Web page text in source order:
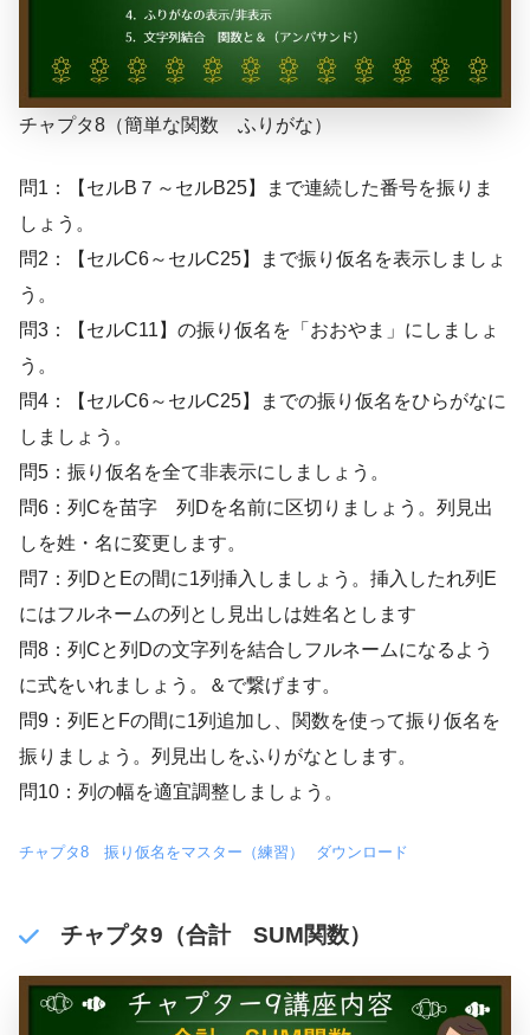
チャプタ8（簡単な関数 ふりがな）
問1：【セルB７～セルB25】まで連続した番号を振りま
しょう。
問2：【セルC6～セルC25】まで振り仮名を表示しましょ
う。
問3：【セルC11】の振り仮名を「おおやま」にしましょ
う。
問4：【セルC6～セルC25】までの振り仮名をひらがなに
しましょう。
問5：振り仮名を全て非表示にしましょう。
問6：列Cを苗字 列Dを名前に区切りましょう。列見出
しを姓・名に変更します。
問7：列DとEの間に1列挿入しましょう。挿入したれ列E
にはフルネームの列とし見出しは姓名とします
問8：列Cと列Dの文字列を結合しフルネームになるよう
に式をいれましょう。＆で繋げます。
問9：列EとFの間に1列追加し、関数を使って振り仮名を
振りましょう。列見出しをふりがなとします。
問10：列の幅を適宜調整しましょう。
チャプタ8 振り仮名をマスター（練習） ダウンロード
チャプタ9（合計 SUM関数）